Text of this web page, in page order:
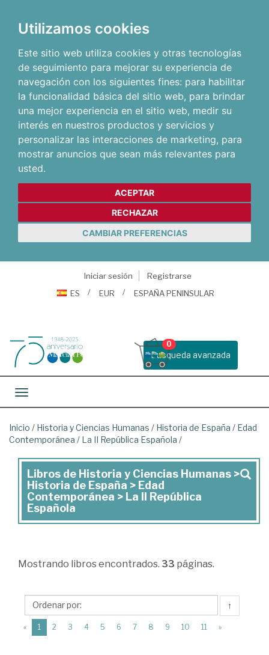
Utilizamos cookies
Este sitio web utiliza cookies y otras tecnologías
de seguimiento para mejorar su experiencia de
navegación con los siguientes fines: para habilitar
la funcionalidad básica del sitio web, para brindar
una mejor experiencia en el sitio web, medir su
interés en nuestros productos y servicios y
personalizar las interacciones de marketing, para
mostrar anuncios que sean más relevantes para
usted.
ACEPTAR
RECHAZAR
CAMBIAR PREFERENCIAS
Iniciar sesión
Registrarse
ES
EUR ESPAÑA PENINSULAR
Busqueda avanzada
0
Toggle navigation
Inicio / Historia y Ciencias Humanas / Historia de España / Edad
Contemporánea / La II República Española /
Libros
de
Historia
Humanas
>
Historia
de
Libros de Historia y Ciencias Humanas >
Historia de España > Edad
Contemporánea > La II República
Española
Mostrando libros encontrados. 33 páginas.
↑
« 1 (current)
2 3 4 5 6 7 8 9 10 11 »